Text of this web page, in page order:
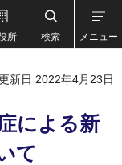
所 検索 メニュー
新日 2022年4月23日
による新
て